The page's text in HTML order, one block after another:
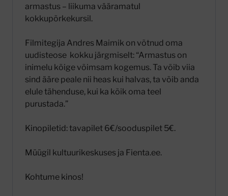
armastus – liikuma vääramatul
kokkupõrkekursil.
Filmitegija Andres Maimik on võtnud oma
uudisteose kokku järgmiselt: “Armastus on
inimelu kõige võimsam kogemus. Ta võib viia
sind ääre peale nii heas kui halvas, ta võib anda
elule tähenduse, kui ka kõik oma teel
purustada.”
Kinopiletid: tavapilet 6€/sooduspilet 5€.
Müügil kultuurikeskuses ja Fienta.ee.
Kohtume kinos!